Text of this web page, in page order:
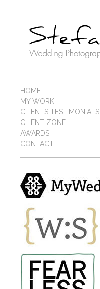
HOME
MY WORK
CLIENTS TESTIMONIALS
CLIENT ZONE
AWARDS
CONTACT